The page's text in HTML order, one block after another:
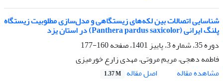
شناسایی اتصالات بین لکه‌های زیستگاهی و مدل‌سازی مطلوبیت زیستگاه
پلنگ ایرانی (Panthera pardus saxicolor) در استان یزد
دوره 35، شماره 3، پاییز 1401، صفحه
160-177
فاطمه دهجی، مریم مروتی، مهدی زارع خورمیزی
مشاهده مقاله
اصل مقاله 1.37 M